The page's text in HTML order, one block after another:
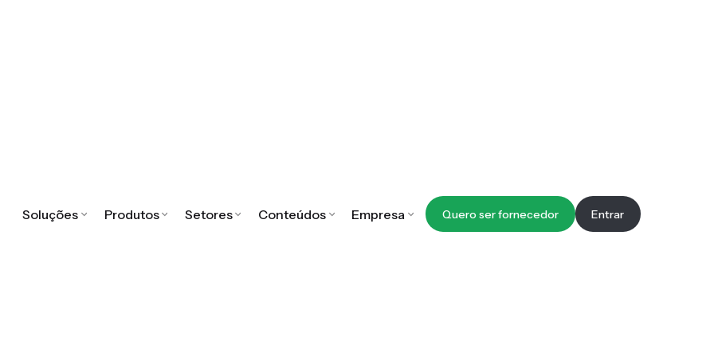
Soluções Produtos Setores Conteúdos Empresa Quero ser fornecedor Entrar